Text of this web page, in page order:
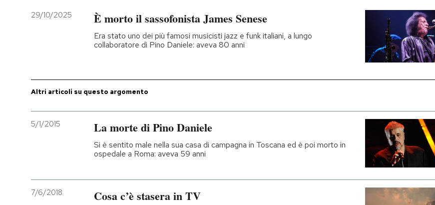
Politica
Ok Boomer!
29/10/2025 È morto il sassofonista James Senese
Era stato uno dei più famosi musicisti jazz e funk italiani, a lungo
collaboratore di Pino Daniele: aveva 80 anni
Altri articoli su questo argomento
5/1/2015 La morte di Pino Daniele
Si è sentito male nella sua casa di campagna in Toscana ed è poi morto in
ospedale a Roma: aveva 59 anni
7/6/2018 Cosa c’è stasera in TV